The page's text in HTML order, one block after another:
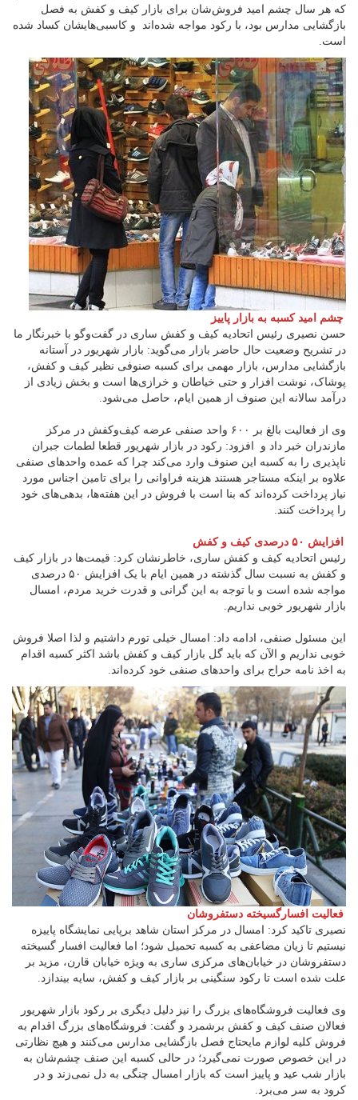
که هر سال چشم امید فروش‌شان برای بازار کیف و کفش به فصل
بازگشایی مدارس بود، با رکود مواجه شده‌اند و کاسبی‌هایشان کساد شده
است.
چشم امید کسبه به بازار پاییز
حسن نصیری رئیس اتحادیه کیف و کفش ساری در گفت‌وگو با خبرنگار ما
در تشریح وضعیت حال حاضر بازار می‌گوید: بازار شهریور در آستانه
بازگشایی مدارس، بازار مهمی برای کسبه صنوفی نظیر کیف و کفش،
پوشاک، نوشت افزار و حتی خیاطان و خرازی‌ها است و بخش زیادی از
درآمد سالانه این صنوف از همین ایام، حاصل می‌شود.
وی از فعالیت بالغ بر ۶۰۰ واحد صنفی عرضه کیف‌وکفش در مرکز
مازندران خبر داد و افزود: رکود در بازار شهریور قطعا لطمات جبران
ناپذیری را به کسبه این صنوف وارد می‌کند چرا که عمده واحدهای صنفی
علاوه بر اینکه مستاجر هستند هزینه فراوانی را برای تامین اجناس مورد
نیاز پرداخت کرده‌اند که بنا است با فروش در این هفته‌ها، بدهی‌های خود
را پرداخت کنند.
افزایش ۵۰ درصدی کیف و کفش
رئیس اتحادیه کیف و کفش ساری، خاطرنشان کرد: قیمت‌ها در بازار کیف
و کفش به نسبت سال گذشته در همین ایام با یک افزایش ۵۰ درصدی
مواجه شده است و با توجه به این گرانی و قدرت خرید مردم، امسال
بازار شهریور خوبی نداریم.
این مسئول صنفی، ادامه داد: امسال خیلی تورم داشتیم و لذا اصلا فروش
خوبی نداریم و الآن که باید گل بازار کیف و کفش باشد اکثر کسبه اقدام
به اخذ نامه حراج برای واحدهای صنفی خود کرده‌اند.
فعالیت افسارگسیخته دستفروشان
نصیری تاکید کرد: امسال در مرکز استان شاهد برپایی نمایشگاه پاییزه
نیستیم تا زیان مضاعفی به کسبه تحمیل شود؛ اما فعالیت افسار گسیخته
دستفروشان در خیابان‌های مرکزی ساری به ویژه خیابان قارن، مزید بر
علت شده است تا رکود سنگینی بر بازار کیف و کفش، سایه بیندازد.
وی فعالیت فروشگاه‌های بزرگ را نیز دلیل دیگری بر رکود بازار شهریور
فعالان صنف کیف و کفش برشمرد و گفت: فروشگاه‌های بزرگ اقدام به
فروش کلیه لوازم مایحتاج فصل بازگشایی مدارس می‌کنند و هیچ نظارتی
در این خصوص صورت نمی‌گیرد؛ در حالی کسبه این صنف چشم‌شان به
بازار شب عید و پاییز است که بازار امسال چنگی به دل نمی‌زند و در
کرود به سر می‌برد.